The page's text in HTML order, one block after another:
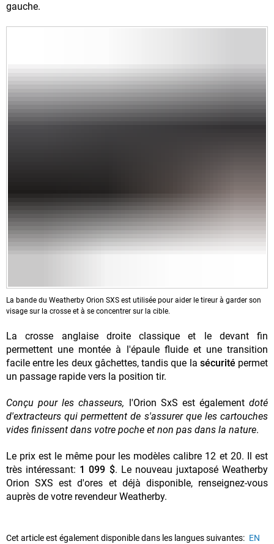
gauche.
La bande du Weatherby Orion SXS est utilisée pour aider le tireur à garder son
visage sur la crosse et à se concentrer sur la cible.
La crosse anglaise droite classique et le devant fin
permettent une montée à l'épaule fluide et une transition
facile entre les deux gâchettes, tandis que la sécurité permet
un passage rapide vers la position tir.
Conçu pour les chasseurs, l'Orion SxS est également doté
d'extracteurs qui permettent de s'assurer que les cartouches
vides finissent dans votre poche et non pas dans la nature.
Le prix est le même pour les modèles calibre 12 et 20. Il est
très intéressant: 1 099 $. Le nouveau juxtaposé Weatherby
Orion SXS est d'ores et déjà disponible, renseignez-vous
auprès de votre revendeur Weatherby.
Cet article est également disponible dans les langues suivantes: EN